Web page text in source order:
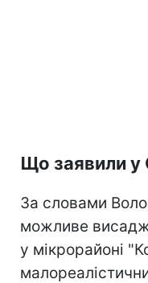
Що заявили у
За словами
можливе
у мікрорайоні